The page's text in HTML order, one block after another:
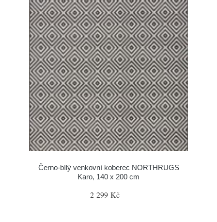
Černo-bílý venkovní koberec NORTHRUGS
Karo, 140 x 200 cm
2 299 Kč